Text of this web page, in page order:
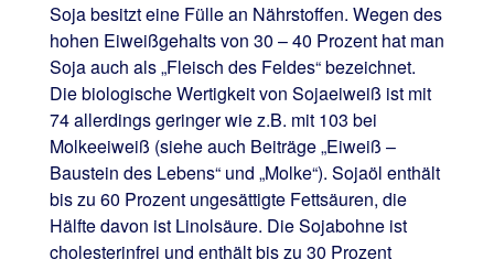
Soja besitzt eine Fülle an Nährstoffen. Wegen des
hohen Eiweißgehalts von 30 – 40 Prozent hat man
Soja auch als „Fleisch des Feldes“ bezeichnet.
Die biologische Wertigkeit von Sojaeiweiß ist mit
74 allerdings geringer wie z.B. mit 103 bei
Molkeeiweiß (siehe auch Beiträge „Eiweiß –
Baustein des Lebens“ und „Molke“). Sojaöl enthält
bis zu 60 Prozent ungesättigte Fettsäuren, die
Hälfte davon ist Linolsäure. Die Sojabohne ist
cholesterinfrei und enthält bis zu 30 Prozent